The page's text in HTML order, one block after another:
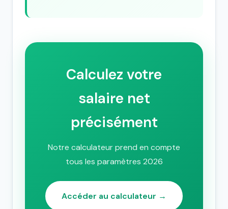
Calculez votre
salaire net
précisément
Notre calculateur prend en compte
tous les paramètres 2026
Accéder au calculateur →